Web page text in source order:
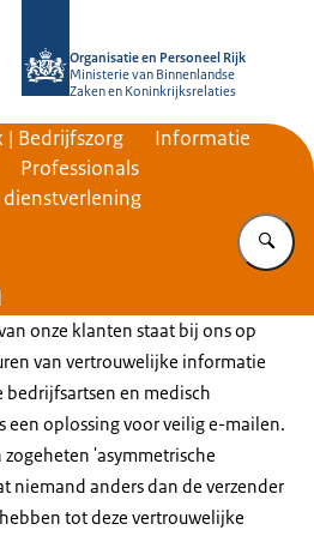
Organisatie en Personeel Rijk
Ministerie van Binnenlandse
Zaken en Koninkrijksrelaties
| Bedrijfszorg
Informatie
Professionals
onze klanten staat bij ons op
van vertrouwelijke informatie
en medisch
een oplossing voor veilig e-mailen.
zogeheten 'asymmetrische
niemand anders dan de verzender
tot deze vertrouwelijke